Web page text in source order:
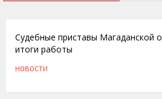
Судебные приставы Магаданской
итоги работы
НОВОСТИ